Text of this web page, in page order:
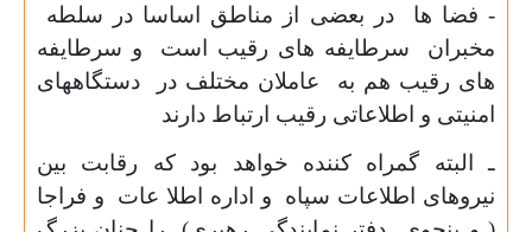
- فضا ها در بعضی از مناطق اساسا در سلطه
مخبران سرطایفه های رقیب است و سرطایفه
های رقیب هم به عاملان مختلف در دستگاههای
امنیتی و اطلاعاتی رقیب ارتباط دارند
ـ البته گمراه کننده خواهد بود که رقابت بین
نیروهای اطلاعات سپاه و اداره اطلا عات و فراجا